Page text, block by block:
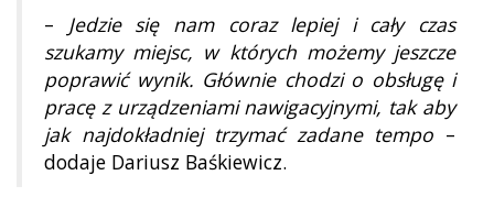
– Jedzie się nam coraz lepiej i cały czas
szukamy miejsc, w których możemy jeszcze
poprawić wynik. Głównie chodzi o obsługę i
pracę z urządzeniami nawigacyjnymi, tak aby
jak najdokładniej trzymać zadane tempo –
dodaje Dariusz Baśkiewicz.